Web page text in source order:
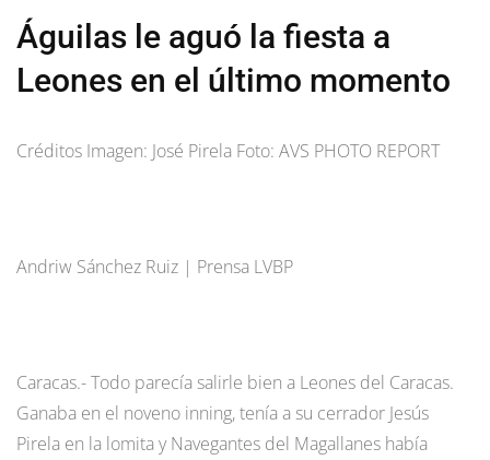
Águilas le aguó la fiesta a
Leones en el último momento
Créditos Imagen: José Pirela Foto: AVS PHOTO REPORT
Andriw Sánchez Ruiz | Prensa LVBP
Caracas.- Todo parecía salirle bien a Leones del Caracas.
Ganaba en el noveno inning, tenía a su cerrador Jesús
Pirela en la lomita y Navegantes del Magallanes había